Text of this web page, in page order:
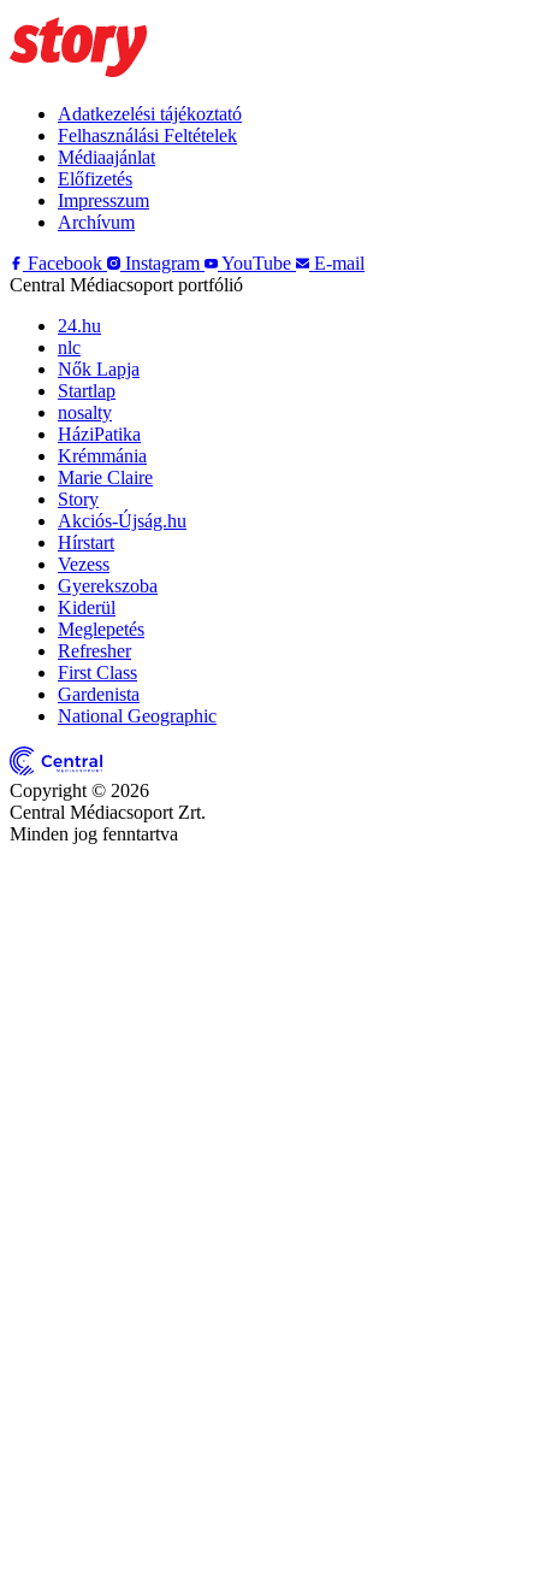
Adatkezelési tájékoztató
Felhasználási Feltételek
Médiaajánlat
Előfizetés
Impresszum
Archívum
Facebook
Instagram YouTube
E-mail
Central Médiacsoport portfólió
24.hu
nlc
Nők Lapja
Startlap
nosalty
HáziPatika
Krémmánia
Marie Claire
Story
Akciós-Újság.hu
Hírstart
Vezess
Gyerekszoba
Kiderül
Meglepetés
Refresher
First Class
Gardenista
National Geographic
Copyright © 2026
Central Médiacsoport Zrt.
Minden jog fenntartva